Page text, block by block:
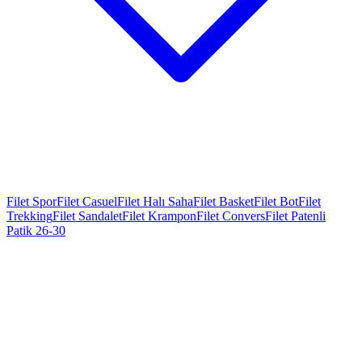
Filet SporFilet CasuelFilet Halı SahaFilet BasketFilet BotFilet
TrekkingFilet SandaletFilet KramponFilet ConversFilet Patenli
Patik 26-30